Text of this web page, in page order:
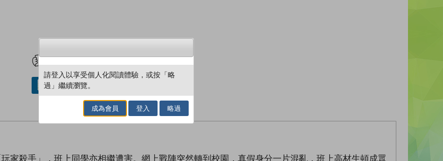
借閱實體書
家殺手」，班上同學亦相繼遭害。網上戰陣突然轉到校園，真假身分一片混亂，班上高材生頓成眾
請登入以享受個人化閱讀體驗，或按「略
過」繼續瀏覽。
成為會員 登入 略過